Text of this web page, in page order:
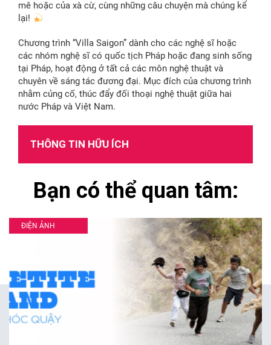
mê hoặc của xà cừ, cùng những câu chuyện mà chúng kể
lại!
Chương trình “Villa Saigon” dành cho các nghệ sĩ hoặc
các nhóm nghệ sĩ có quốc tịch Pháp hoặc đang sinh sống
tại Pháp, hoạt động ở tất cả các môn nghệ thuật và
chuyên về sáng tác đương đại. Mục đích của chương trình
nhằm củng cố, thúc đẩy đối thoại nghệ thuật giữa hai
nước Pháp và Việt Nam.
THÔNG TIN HỮU ÍCH
Bạn có thể quan tâm:
ĐIỆN ẢNH